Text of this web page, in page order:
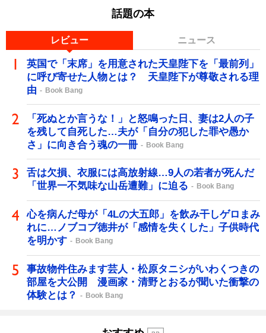
話題の本
レビュー ニュース
英国で「末席」を用意された天皇陛下を「最前列」
に呼び寄せた人物とは？ 天皇陛下が尊敬される理
由
Book Bang
「死ぬとか言うな！」と怒鳴った日、妻は2人の子
を残して自死した…夫が「自分の犯した罪や愚か
さ」に向き合う魂の一冊
Book Bang
舌は欠損、衣服には高放射線…9人の若者が死んだ
「世界一不気味な山岳遭難」に迫る
Book Bang
心を病んだ母が「4Lの大五郎」を飲み干しゲロまみ
れに…ノブコブ徳井が「感情を失くした」子供時代
を明かす
Book Bang
事故物件住みます芸人・松原タニシがいわくつきの
部屋を大公開 漫画家・清野とおるが聞いた衝撃の
体験とは？
Book Bang